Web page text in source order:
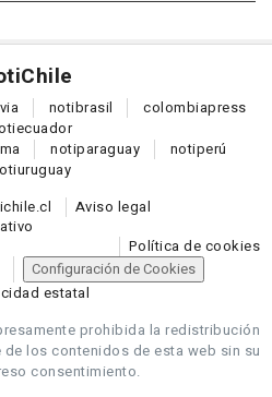
Chile
notibrasil colombiapress
ecuador
notiparaguay notiperú
uruguay
Aviso legal
Política de cookies
Configuración de Cookies
estatal
prohibida la redistribución
los contenidos de esta web sin su
consentimiento.